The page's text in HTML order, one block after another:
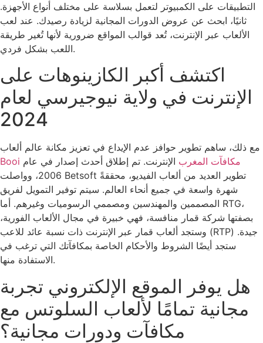
التطبيقات على الكمبيوتر لتعمل بسلاسة على مختلف أنواع الأجهزة.
ثانيًا، ابحث عن عروض الدورات المجانية لزيادة رصيدك. عند لعب
الألعاب عبر الإنترنت، تُعد قوالب المواقع ضرورية لأنها تُغير طريقة
اللعب بشكل فردي.
اكتشف أكبر الكازينوهات على
الإنترنت في ولاية نيوجيرسي لعام
2024
مع ذلك، ساهم تطوير حوافز عدم الإيداع في تعزيز مكانة عالم ألعاب
Booi مكافآت المغرب الإنترنت. تم إطلاق أحدث إصدار في عام
2006، وواصلت Betsoft تطوير العديد من ألعاب الفيديو، محققةً
شهرة واسعة في جميع أنحاء العالم. سيتم توفير التمويل لفريق
المصممين والمهندسين ومصممي الرسوميات وغيرهم. أما RTG،
بصفتها شركة قمار منافسة، فهي خبيرة في مجال الألعاب الفورية،
وستجد ألعاب قمار عبر الإنترنت ذات نسبة عائد للاعب (RTP) جيدة.
ستجد أيضًا الشروط والأحكام الخاصة بمكافآتك التي ترغب في
الاستفادة منها.
هل يوفر الموقع الإلكتروني تجربة
مجانية تمامًا لألعاب السلوتس مع
مكافآت ودورات مجانية؟